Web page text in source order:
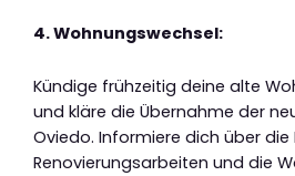
4. Wohnungswechsel:
Kündige frühzeitig deine alte
und kläre die Übernahme der
Oviedo. Informiere dich über die
Renovierungsarbeiten und die